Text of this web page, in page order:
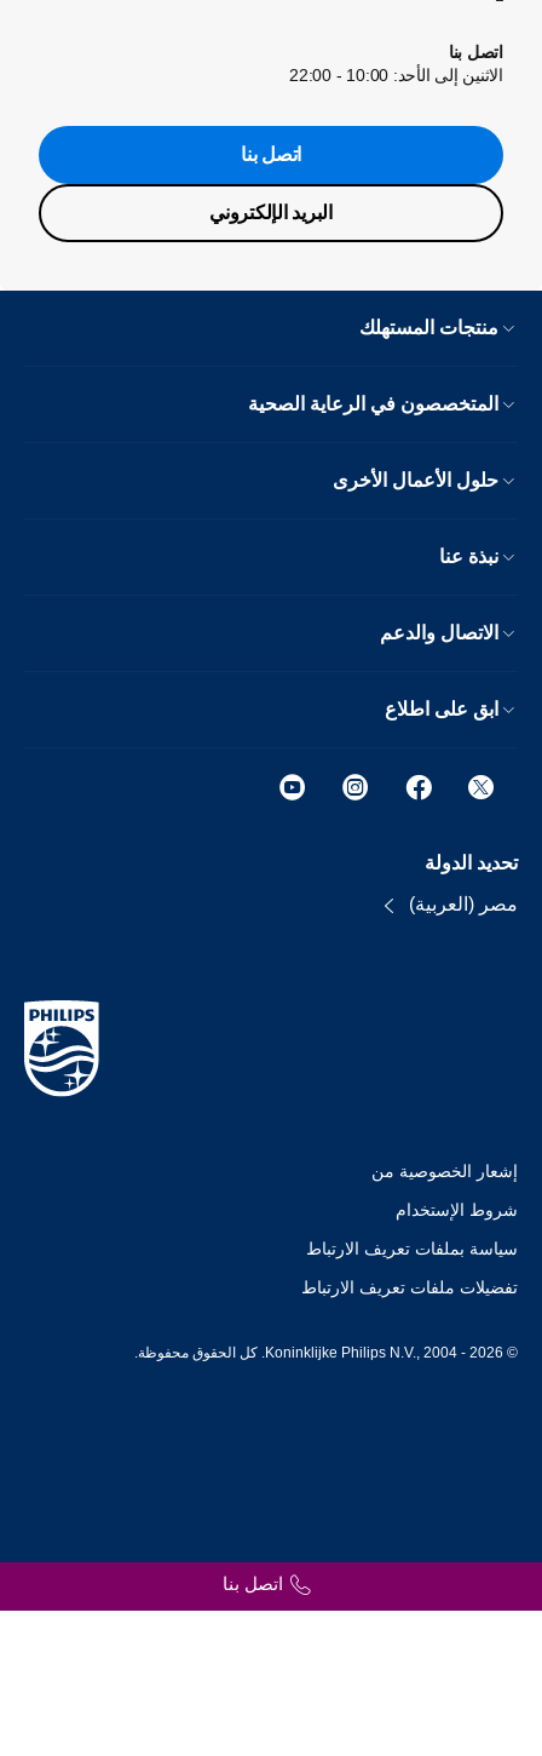
اتصل بنا
الاثنين إلى الأحد: 10:00 - 22:00
اتصل بنا
البريد الإلكتروني
منتجات المستهلك
المتخصصون في الرعاية الصحية
حلول الأعمال الأخرى
نبذة عنا
الاتصال والدعم
ابق على اطلاع
تحديد الدولة
مصر (العربية)
إشعار الخصوصية من
شروط الإستخدام
سياسة بملفات تعريف الارتباط
تفضيلات ملفات تعريف الارتباط
© Koninklijke Philips N.V., 2004 - 2026. كل الحقوق محفوظة.
اتصل بنا